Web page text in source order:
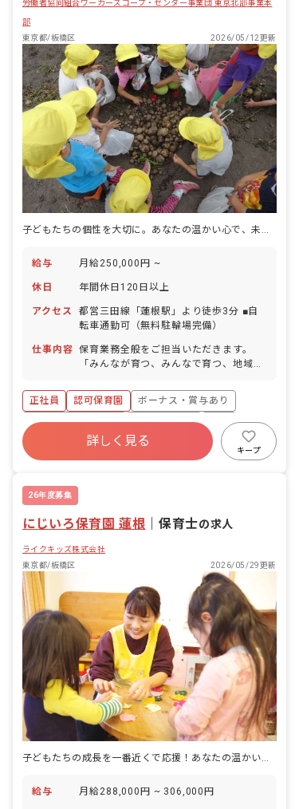
労働者協同組合ワーカーズコープ・センター事業団 東京北部事業本
部
東京都/板橋区
2026/05/12更新
子どもたちの個性を大切に。あなたの温かい心で、未来を一緒に育みませんか？
給与 月給250,000円 ~
休日 年間休日120日以上
アクセス
都営三田線「蓮根駅」より徒歩3分 ■自
転車通勤可（無料駐輪場完備）
仕事内容 保育業務全般をご担当いただきます。
「みんなが育つ、みんなで育つ、地域で
の個性を大切にし、一人ひとりの発達の
道筋に沿った保育を目指しています。
正社員 認可保育園
ボーナス・賞与あり
年間休日120日以上
社会保険完備
昇給昇進あり
産休育休制度
詳しく見る
キープ
26年度募集
にじいろ保育園 蓮根 ｜保育士の求人
ライクキッズ株式会社
東京都/板橋区
2026/05/29更新
子どもたちの成長を一番近くで応援！あなたの温かい心が輝く場所がここに
給与 月給288,000円 ~ 306,000円